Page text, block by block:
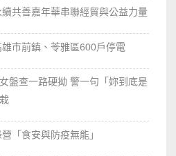
共善嘉年華串聯經貿與公益力量
市前鎮、苓雅區600戶停電
盤查一路硬拗 警一句「妳到底是
「食安與防疫無能」